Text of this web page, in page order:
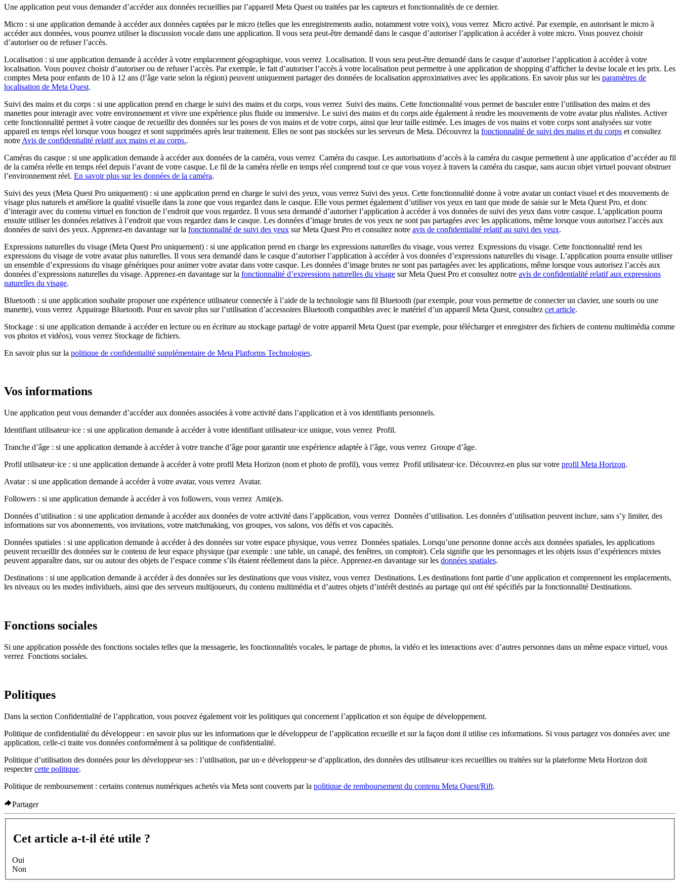
Une application peut vous demander d’accéder aux données recueillies par l’appareil Meta Quest ou traitées par les capteurs et fonctionnalités de ce dernier.
Micro : si une application demande à accéder aux données captées par le micro (telles que les enregistrements audio, notamment votre voix), vous verrez Micro activé. Par exemple, en autorisant le micro à
accéder aux données, vous pourrez utiliser la discussion vocale dans une application. Il vous sera peut-être demandé dans le casque d’autoriser l’application à accéder à votre micro. Vous pouvez choisir
d’autoriser ou de refuser l’accès.
Localisation : si une application demande à accéder à votre emplacement géographique, vous verrez Localisation. Il vous sera peut-être demandé dans le casque d’autoriser l’application à accéder à votre
localisation. Vous pouvez choisir d’autoriser ou de refuser l’accès. Par exemple, le fait d’autoriser l’accès à votre localisation peut permettre à une application de shopping d’afficher la devise locale et les prix. Les
comptes Meta pour enfants de 10 à 12 ans (l’âge varie selon la région) peuvent uniquement partager des données de localisation approximatives avec les applications. En savoir plus sur les paramètres de
localisation de Meta Quest.
Suivi des mains et du corps : si une application prend en charge le suivi des mains et du corps, vous verrez Suivi des mains. Cette fonctionnalité vous permet de basculer entre l’utilisation des mains et des
manettes pour interagir avec votre environnement et vivre une expérience plus fluide ou immersive. Le suivi des mains et du corps aide également à rendre les mouvements de votre avatar plus réalistes. Activer
cette fonctionnalité permet à votre casque de recueillir des données sur les poses de vos mains et de votre corps, ainsi que leur taille estimée. Les images de vos mains et votre corps sont analysées sur votre
appareil en temps réel lorsque vous bougez et sont supprimées après leur traitement. Elles ne sont pas stockées sur les serveurs de Meta. Découvrez la fonctionnalité de suivi des mains et du corps et consultez
notre Avis de confidentialité relatif aux mains et au corps..
Caméras du casque : si une application demande à accéder aux données de la caméra, vous verrez Caméra du casque. Les autorisations d’accès à la caméra du casque permettent à une application d’accéder au fil
de la caméra réelle en temps réel depuis l’avant de votre casque. Le fil de la caméra réelle en temps réel comprend tout ce que vous voyez à travers la caméra du casque, sans aucun objet virtuel pouvant obstruer
l’environnement réel. En savoir plus sur les données de la caméra.
Suivi des yeux (Meta Quest Pro uniquement) : si une application prend en charge le suivi des yeux, vous verrez Suivi des yeux. Cette fonctionnalité donne à votre avatar un contact visuel et des mouvements de
visage plus naturels et améliore la qualité visuelle dans la zone que vous regardez dans le casque. Elle vous permet également d’utiliser vos yeux en tant que mode de saisie sur le Meta Quest Pro, et donc
d’interagir avec du contenu virtuel en fonction de l’endroit que vous regardez. Il vous sera demandé d’autoriser l’application à accéder à vos données de suivi des yeux dans votre casque. L’application pourra
ensuite utiliser les données relatives à l’endroit que vous regardez dans le casque. Les données d’image brutes de vos yeux ne sont pas partagées avec les applications, même lorsque vous autorisez l’accès aux
données de suivi des yeux. Apprenez-en davantage sur la fonctionnalité de suivi des yeux sur Meta Quest Pro et consultez notre avis de confidentialité relatif au suivi des yeux.
Expressions naturelles du visage (Meta Quest Pro uniquement) : si une application prend en charge les expressions naturelles du visage, vous verrez Expressions du visage. Cette fonctionnalité rend les
expressions du visage de votre avatar plus naturelles. Il vous sera demandé dans le casque d’autoriser l’application à accéder à vos données d’expressions naturelles du visage. L’application pourra ensuite utiliser
un ensemble d’expressions du visage génériques pour animer votre avatar dans votre casque. Les données d’image brutes ne sont pas partagées avec les applications, même lorsque vous autorisez l’accès aux
données d’expressions naturelles du visage. Apprenez-en davantage sur la fonctionnalité d’expressions naturelles du visage sur Meta Quest Pro et consultez notre avis de confidentialité relatif aux expressions
naturelles du visage.
Bluetooth : si une application souhaite proposer une expérience utilisateur connectée à l’aide de la technologie sans fil Bluetooth (par exemple, pour vous permettre de connecter un clavier, une souris ou une
manette), vous verrez Appairage Bluetooth. Pour en savoir plus sur l’utilisation d’accessoires Bluetooth compatibles avec le matériel d’un appareil Meta Quest, consultez cet article.
Stockage : si une application demande à accéder en lecture ou en écriture au stockage partagé de votre appareil Meta Quest (par exemple, pour télécharger et enregistrer des fichiers de contenu multimédia comme
vos photos et vidéos), vous verrez Stockage de fichiers.
En savoir plus sur la politique de confidentialité supplémentaire de Meta Platforms Technologies.
Vos informations
Une application peut vous demander d’accéder aux données associées à votre activité dans l’application et à vos identifiants personnels.
Identifiant utilisateur·ice : si une application demande à accéder à votre identifiant utilisateur·ice unique, vous verrez Profil.
Tranche d’âge : si une application demande à accéder à votre tranche d’âge pour garantir une expérience adaptée à l’âge, vous verrez Groupe d’âge.
Profil utilisateur·ice : si une application demande à accéder à votre profil Meta Horizon (nom et photo de profil), vous verrez Profil utilisateur·ice. Découvrez-en plus sur votre profil Meta Horizon.
Avatar : si une application demande à accéder à votre avatar, vous verrez Avatar.
Followers : si une application demande à accéder à vos followers, vous verrez Ami(e)s.
Données d’utilisation : si une application demande à accéder aux données de votre activité dans l’application, vous verrez Données d’utilisation. Les données d’utilisation peuvent inclure, sans s’y limiter, des
informations sur vos abonnements, vos invitations, votre matchmaking, vos groupes, vos salons, vos défis et vos capacités.
Données spatiales : si une application demande à accéder à des données sur votre espace physique, vous verrez Données spatiales. Lorsqu’une personne donne accès aux données spatiales, les applications
peuvent recueillir des données sur le contenu de leur espace physique (par exemple : une table, un canapé, des fenêtres, un comptoir). Cela signifie que les personnages et les objets issus d’expériences mixtes
peuvent apparaître dans, sur ou autour des objets de l’espace comme s’ils étaient réellement dans la pièce. Apprenez-en davantage sur les données spatiales.
Destinations : si une application demande à accéder à des données sur les destinations que vous visitez, vous verrez Destinations. Les destinations font partie d’une application et comprennent les emplacements,
les niveaux ou les modes individuels, ainsi que des serveurs multijoueurs, du contenu multimédia et d’autres objets d’intérêt destinés au partage qui ont été spécifiés par la fonctionnalité Destinations.
Fonctions sociales
Si une application possède des fonctions sociales telles que la messagerie, les fonctionnalités vocales, le partage de photos, la vidéo et les interactions avec d’autres personnes dans un même espace virtuel, vous
verrez Fonctions sociales.
Politiques
Dans la section Confidentialité de l’application, vous pouvez également voir les politiques qui concernent l’application et son équipe de développement.
Politique de confidentialité du développeur: en savoir plus sur les informations que le développeur de l’application recueille et sur la façon dont il utilise ces informations. Si vous partagez vos données avec une
application, celle-ci traite vos données conformément à sa politique de confidentialité.
Politique d’utilisation des données pour les développeur·ses : l’utilisation, par un·e développeur·se d’application, des données des utilisateur·ices recueillies ou traitées sur la plateforme Meta Horizon doit
respectercette politique.
Politique de remboursement : certains contenus numériques achetés via Meta sont couverts par la politique de remboursement du contenu Meta Quest/Rift.
Partager
Cet article a-t-il été utile ?
Oui
Non